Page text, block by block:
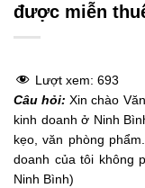
được miễn
Lượt xem: 693
Câu hỏi: Xin chào
kinh doanh ở Ninh
kẹo, văn phòng
doanh của tôi không
Ninh Bình)